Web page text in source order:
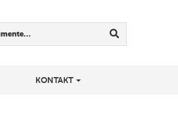
KONTAKT